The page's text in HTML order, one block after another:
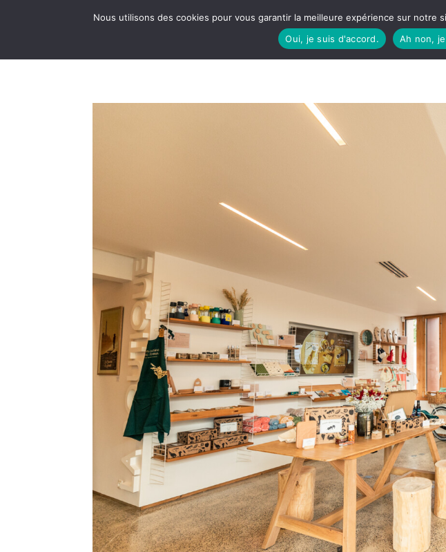
LE STUDIO FÊTES BASQUES
Nous utilisons des cookies pour vous garantir la meilleure expérience sur
Oui, je suis d'accord.
Ah non,